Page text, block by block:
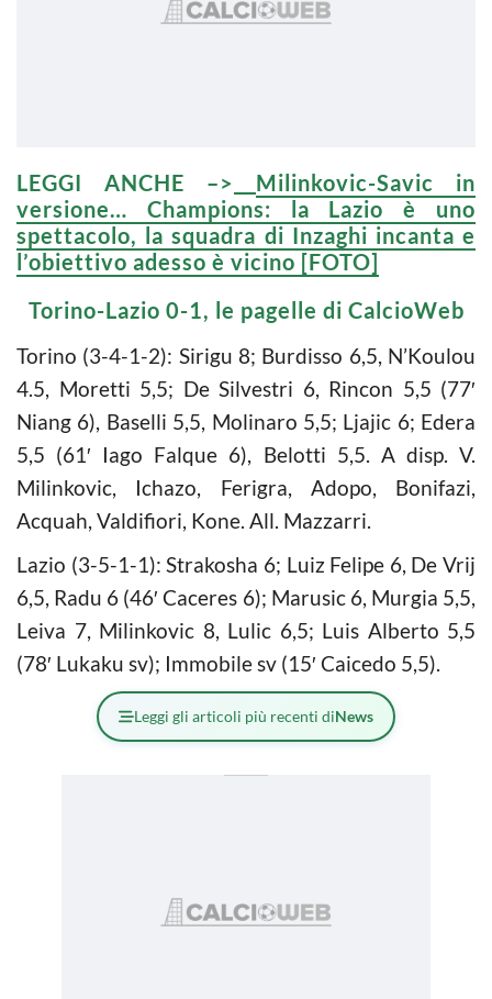
LEGGI ANCHE –>
Milinkovic-Savic in
versione… Champions: la Lazio è uno
spettacolo, la squadra di Inzaghi incanta e
l’obiettivo adesso è vicino [FOTO]
Torino-Lazio 0-1, le pagelle di CalcioWeb
Torino (3-4-1-2): Sirigu 8; Burdisso 6,5, N’Koulou
4.5, Moretti 5,5; De Silvestri 6, Rincon 5,5 (77′
Niang 6), Baselli 5,5, Molinaro 5,5; Ljajic 6; Edera
5,5 (61′ Iago Falque 6), Belotti 5,5. A disp. V.
Milinkovic, Ichazo, Ferigra, Adopo, Bonifazi,
Acquah, Valdifiori, Kone. All. Mazzarri.
Lazio (3-5-1-1): Strakosha 6; Luiz Felipe 6, De Vrij
6,5, Radu 6 (46′ Caceres 6); Marusic 6, Murgia 5,5,
Leiva 7, Milinkovic 8, Lulic 6,5; Luis Alberto 5,5
(78′ Lukaku sv); Immobile sv (15′ Caicedo 5,5).
Leggi gli articoli più recenti diNews